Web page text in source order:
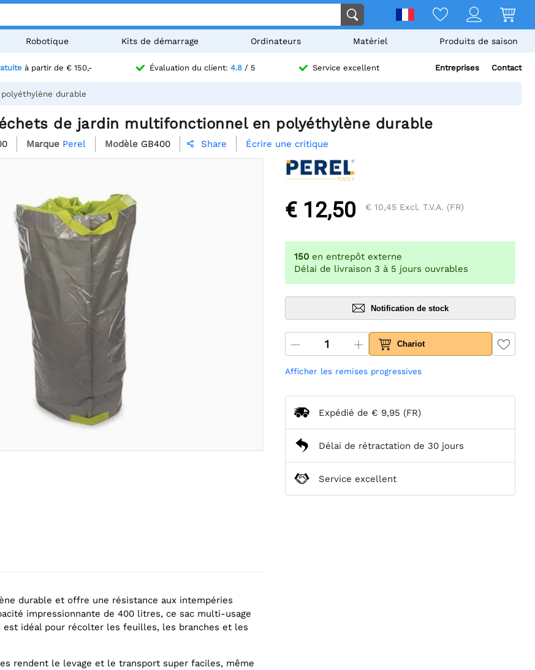
Robotique Kits de démarrage Ordinateurs Matériel Produits de saison
à partir de € 150,- Évaluation du client: 4.8 / 5 Service excellent Entreprises Contact
durable
de jardin multifonctionnel en polyéthylène durable
Marque Perel Modèle GB400  Share Écrire une critique
durable et offre une résistance aux intempéries
impressionnante de 400 litres, ce sac multi-usage
est idéal pour récolter les feuilles, les branches et les
rendent le levage et le transport super faciles, même
€ 12,50 € 10,45 Excl. T.V.A. (FR)
150 en entrepôt externe
Délai de livraison 3 à 5 jours ouvrables
Notification de stock
Chariot
Afficher les remises progressives
Expédié de € 9,95 (FR)
Délai de rétractation de 30 jours
Service excellent